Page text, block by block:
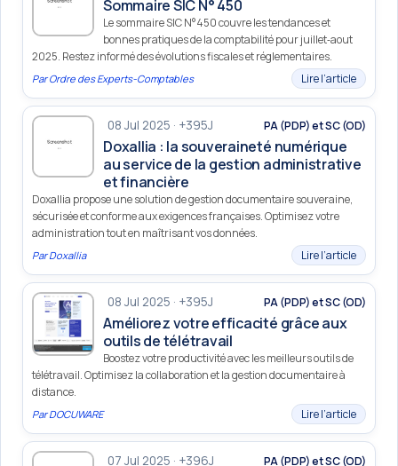
Sommaire SIC N° 450
Le sommaire SIC N°450 couvre les tendances et
bonnes pratiques de la comptabilité pour juillet‑aout
2025. Restez informé des évolutions fiscales et réglementaires.
ParOrdre des Experts-Comptables Lire l’article
08 Jul 2025 · +395J PA (PDP) et SC (OD)
Doxallia : la souveraineté numérique
au service de la gestion administrative
et financière
Doxallia propose une solution de gestion documentaire souveraine,
sécurisée et conforme aux exigences françaises. Optimisez votre
administration tout en maîtrisant vos données.
ParDoxallia Lire l’article
08 Jul 2025 · +395J PA (PDP) et SC (OD)
Améliorez votre efficacité grâce aux
outils de télétravail
Boostez votre productivité avec les meilleurs outils de
télétravail. Optimisez la collaboration et la gestion documentaire à
distance.
ParDOCUWARE Lire l’article
07 Jul 2025 · +396J PA (PDP) et SC (OD)